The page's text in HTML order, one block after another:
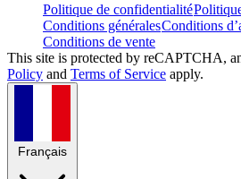
Politique de confidentialité
Conditions généralesConditions
Conditions de vente
This site is protected by reCAPTCHA,
Policy and Terms of Service apply.
Français